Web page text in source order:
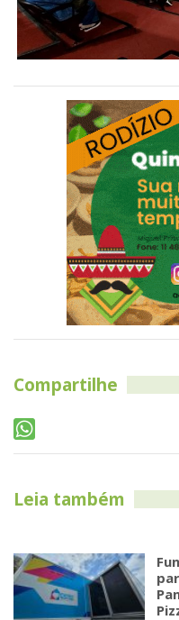
Compartilhe
Leia também